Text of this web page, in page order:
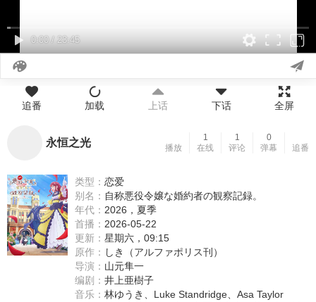
0:00/ 23:45
追番 加载 上话 下话 全屏
播放
1
在线
1
评论
0
弹幕
追番
永恒之光
类型： 恋爱
别名： 自称悪役令嬢な婚約者の観察記録。
年代： 2026，夏季
首播： 2026-05-22
更新： 星期六，09:15
原作： しき（アルファポリス刊）
导演： 山元隼一
编剧： 井上亜樹子
音乐： 林ゆうき、Luke Standridge、Asa Taylor